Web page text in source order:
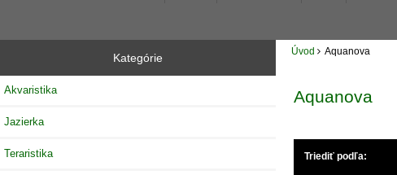
Kategórie
Akvaristika
Jazierka
Teraristika
Úvod Aquanova
Aquanova
Triediť podľa: